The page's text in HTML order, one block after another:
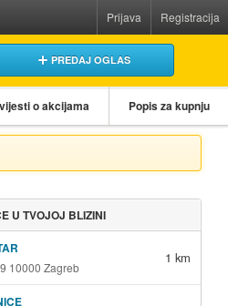
Prijava Registracija
PREDAJ OGLAS
o akcijama Popis za kupnju
U TVOJOJ BLIZINI
10000 Zagreb
1 km